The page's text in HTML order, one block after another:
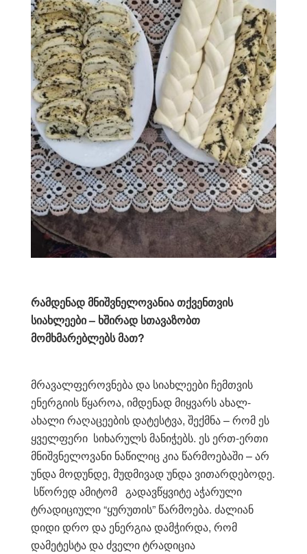
რამდენად მნიშვნელოვანია თქვენთვის
სიახლეები – ხშირად სთავაზობთ
მომხმარებლებს მათ?
მრავალფეროვნება და სიახლეები ჩემთვის
ენერგიის წყაროა, იმდენად მიყვარს ახალ-
ახალი რაღაცეების დატესტვა, შექმნა – რომ ეს
ყველფერი სიხარულს მანიჭებს. ეს ერთ-ერთი
მნიშვნელოვანი ნაწილიც კია წარმოებაში – არ
უნდა მოდუნდე, მუდმივად უნდა ვითარდებოდე.
სწორედ ამიტომ გადავწყვიტე აჭარული
ტრადიციული “ყურუთის” წარმოება. ძალიან
დიდი დრო და ენერგია დამჭირდა, რომ
დამეტესტა და ძველი ტრადიცია